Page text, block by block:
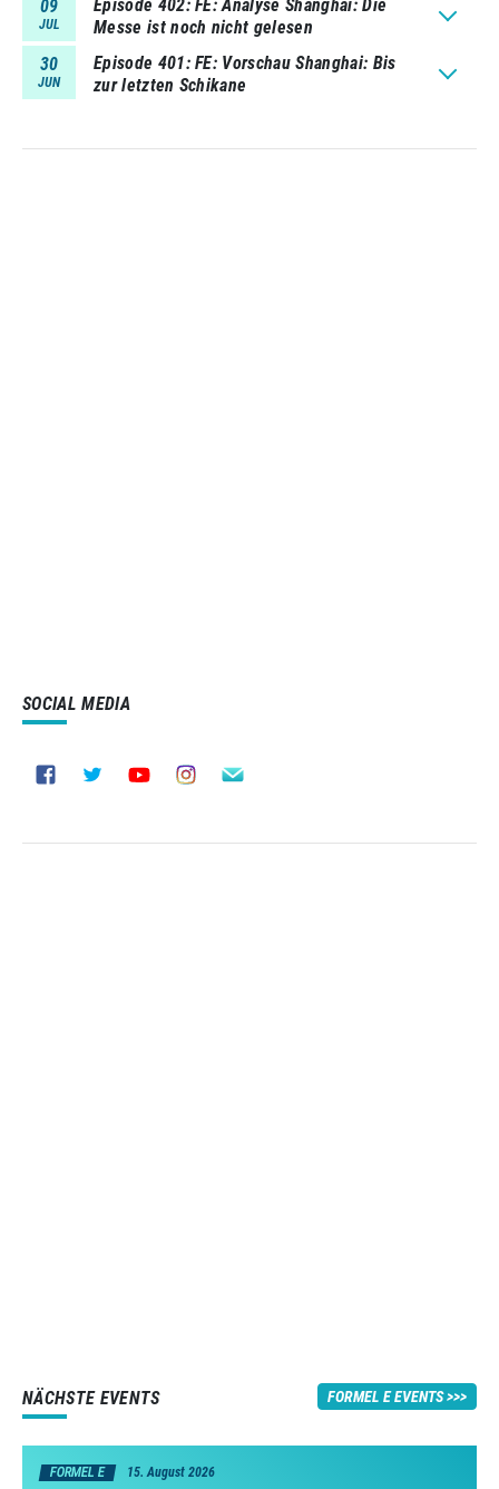
09
JUL
Episode 402 FE: Analyse Shanghai: Die
Messe ist noch nicht gelesen
30
JUN
Episode 401 FE: Vorschau Shanghai: Bis
zur letzten Schikane
SOCIAL MEDIA
NÄCHSTE EVENTS FORMEL E EVENTS
FORMEL E 15. August 2026